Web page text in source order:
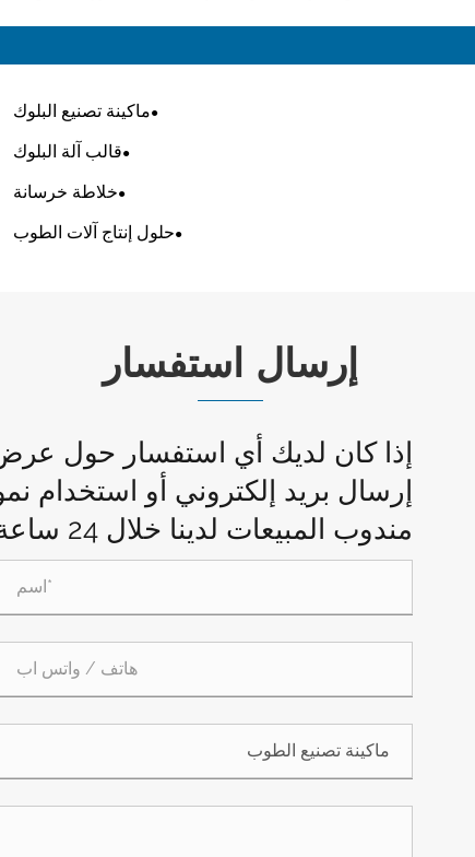
ماكينة تصنيع البلوك
قالب آلة البلوك
خلاطة خرسانة
حلول إنتاج آلات الطوب
إرسال استفسار
إذا كان لديك أي استفسار حول عرض
إرسال بريد إلكتروني أو استخدام
مندوب المبيعات لدينا خلال 24 ساعة.